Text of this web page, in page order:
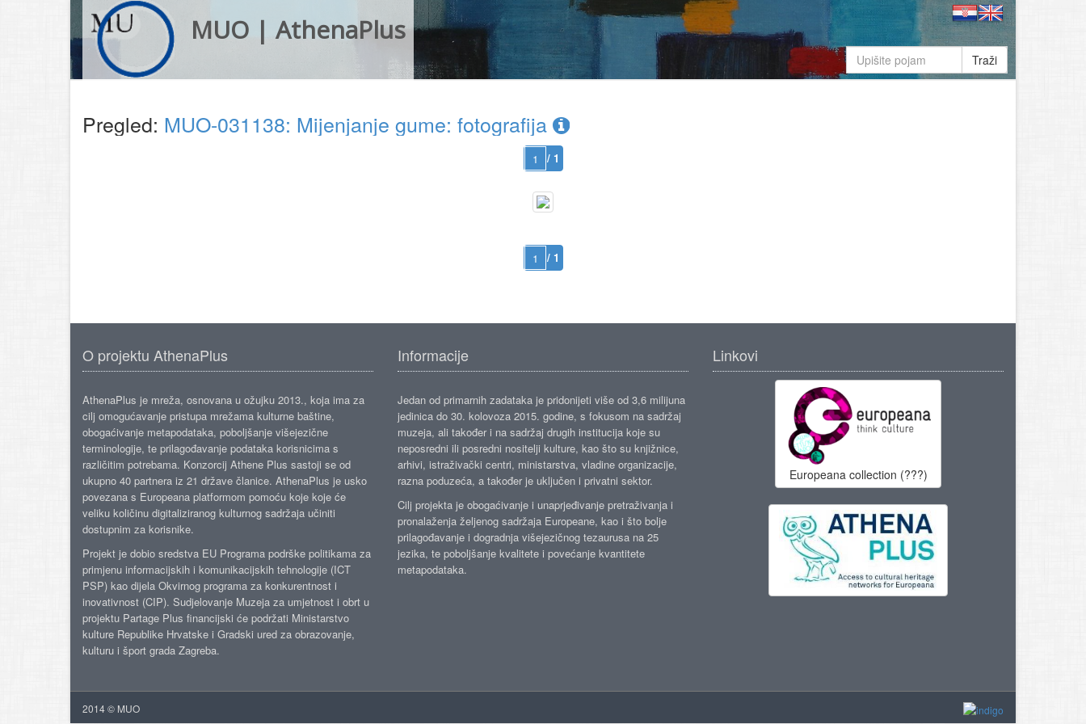
MUO | AthenaPlus
Traži
Pregled: MUO-031138: Mijenjanje gume: fotografija
/ 1
/ 1
O projektu AthenaPlus
AthenaPlus je mreža, osnovana u ožujku 2013., koja ima za
cilj omogućavanje pristupa mrežama kulturne baštine,
obogaćivanje metapodataka, poboljšanje višejezične
terminologije, te prilagođavanje podataka korisnicima s
različitim potrebama. Konzorcij Athene Plus sastoji se od
ukupno 40 partnera iz 21 države članice. AthenaPlus je usko
povezana s Europeana platformom pomoću koje koje će
veliku količinu digitaliziranog kulturnog sadržaja učiniti
dostupnim za korisnike.
Projekt je dobio sredstva EU Programa podrške politikama za
primjenu informacijskih i komunikacijskih tehnologije (ICT
PSP) kao dijela Okvirnog programa za konkurentnost i
inovativnost (CIP). Sudjelovanje Muzeja za umjetnost i obrt u
projektu Partage Plus financijski će podržati Ministarstvo
kulture Republike Hrvatske i Gradski ured za obrazovanje,
kulturu i šport grada Zagreba.
Informacije
Jedan od primarnih zadataka je pridonijeti više od 3,6 milijuna
jedinica do 30. kolovoza 2015. godine, s fokusom na sadržaj
muzeja, ali također i na sadržaj drugih institucija koje su
neposredni ili posredni nositelji kulture, kao što su knjižnice,
arhivi, istraživački centri, ministarstva, vladine organizacije,
razna poduzeća, a također je uključen i privatni sektor.
Cilj projekta je obogaćivanje i unaprjeđivanje pretraživanja i
pronalaženja željenog sadržaja Europeane, kao i što bolje
prilagođavanje i dogradnja višejezičnog tezaurusa na 25
jezika, te poboljšanje kvalitete i povećanje kvantitete
metapodataka.
Linkovi
Europeana collection (???)
2014 © MUO